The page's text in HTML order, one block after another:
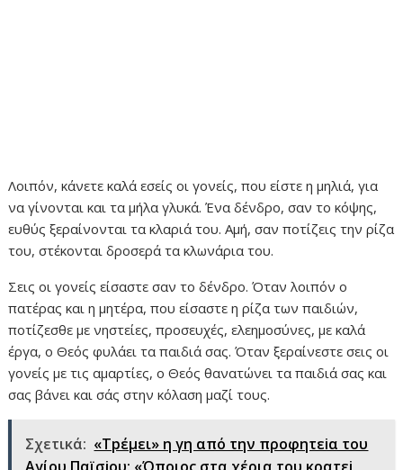
Λοιπόν, κάνετε καλά εσείς οι γονείς, που είστε η μηλιά, για
να γίνονται και τα μήλα γλυκά. Ένα δένδρο, σαν το κόψης,
ευθύς ξεραίνονται τα κλαριά του. Αμή, σαν ποτίζεις την ρίζα
του, στέκονται δροσερά τα κλωνάρια του.
Σεις οι γονείς είσαστε σαν το δένδρο. Όταν λοιπόν ο
πατέρας και η μητέρα, που είσαστε η ρίζα των παιδιών,
ποτίζεσθε με νηστείες, προσευχές, ελεημοσύνες, με καλά
έργα, ο Θεός φυλάει τα παιδιά σας. Όταν ξεραίνεστε σεις οι
γονείς με τις αμαρτίες, ο Θεός θανατώνει τα παιδιά σας και
σας βάνει και σάς στην κόλαση μαζί τους.
Σχετικά: «Τpέμει» η γη από την προφητεiα του